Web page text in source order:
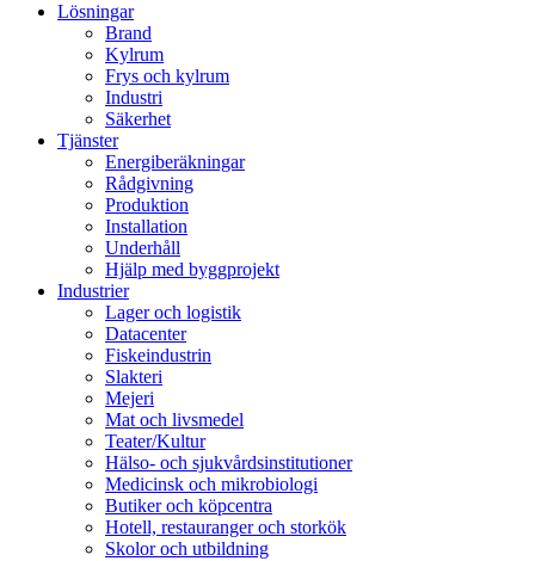
Lösningar
Brand
Kylrum
Frys och kylrum
Industri
Säkerhet
Tjänster
Energiberäkningar
Rådgivning
Produktion
Installation
Underhåll
Hjälp med byggprojekt
Industrier
Lager och logistik
Datacenter
Fiskeindustrin
Slakteri
Mejeri
Mat och livsmedel
Teater/Kultur
Hälso- och sjukvårdsinstitutioner
Medicinsk och mikrobiologi
Butiker och köpcentra
Hotell, restauranger och storkök
Skolor och utbildning